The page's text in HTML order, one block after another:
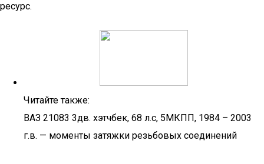
ресурс.
Читайте также:
ВАЗ 21083 3дв. хэтчбек, 68 л.с, 5МКПП, 1984 – 2003
г.в. — моменты затяжки резьбовых соединений